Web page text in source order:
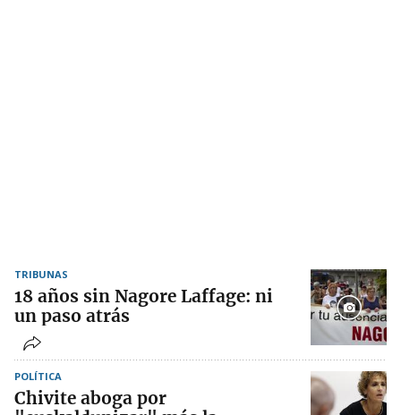
TRIBUNAS
18 años sin Nagore Laffage: ni
un paso atrás
POLÍTICA
Chivite aboga por